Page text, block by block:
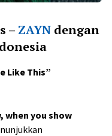
– ZAYN dengan
Like This”
when you show